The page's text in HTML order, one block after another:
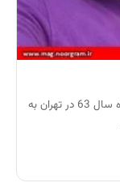
بیوگرافی امیر نوری امیر نوری روز ششم شهریور ماه سال 63 در تهران به